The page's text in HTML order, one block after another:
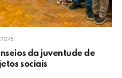
da juventude de
sociais